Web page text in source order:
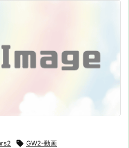
 GW2-動画